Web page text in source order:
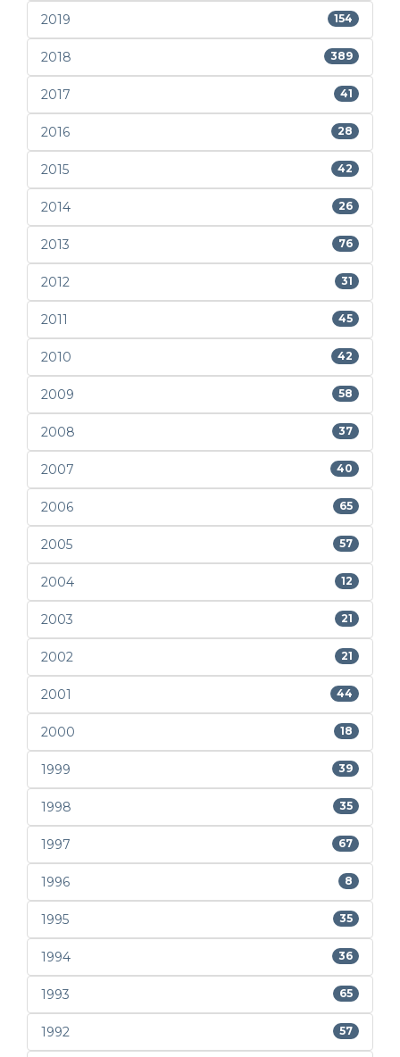
2019 154
2018 389
2017 41
2016 28
2015 42
2014 26
2013 76
2012 31
2011 45
2010 42
2009 58
2008 37
2007 40
2006 65
2005 57
2004 12
2003 21
2002 21
2001 44
2000 18
1999 39
1998 35
1997 67
1996 8
1995 35
1994 36
1993 65
1992 57